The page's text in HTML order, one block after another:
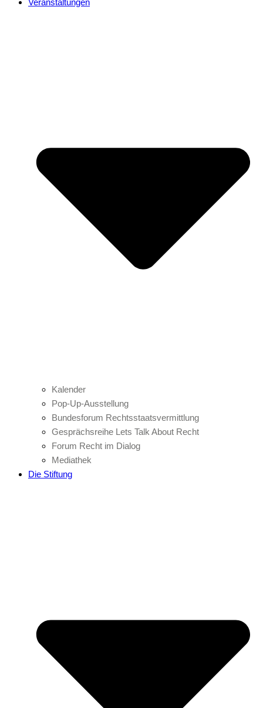
Veranstaltungen
Kalender
Pop-Up-Ausstellung
Bundesforum Rechtsstaatsvermittlung
Gesprächsreihe Lets Talk About Recht
Forum Recht im Dialog
Mediathek
Die Stiftung